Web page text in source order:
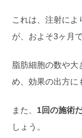
これは、注射に
が、およそ3ヶ月
脂肪細胞の数や大
め、効果の出方に
また、 1回の施術
しょう。